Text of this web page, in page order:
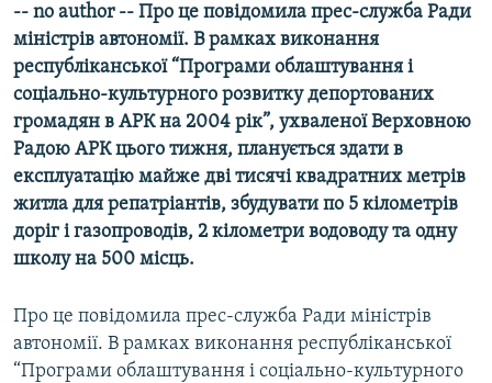
КРИМ РЕАЛІЇ
РУС
УКР
КТАТ
ДОЛУЧАЙСЯ!
Усі сайти RFE/RL
-- no author -- Про це повідомила прес-служба Ради
міністрів автономії. В рамках виконання
республіканської “Програми облаштування і
соціально-культурного розвитку депортованих
громадян в АРК на 2004 рік”, ухваленої Верховною
Радою АРК цього тижня, планується здати в
експлуатацію майже дві тисячі квадратних метрів
житла для репатріантів, збудувати по 5 кілометрів
доріг і газопроводів, 2 кілометри водоводу та одну
школу на 500 місць.
Про це повідомила прес-служба Ради міністрів
автономії. В рамках виконання республіканської
“Програми облаштування і соціально-культурного